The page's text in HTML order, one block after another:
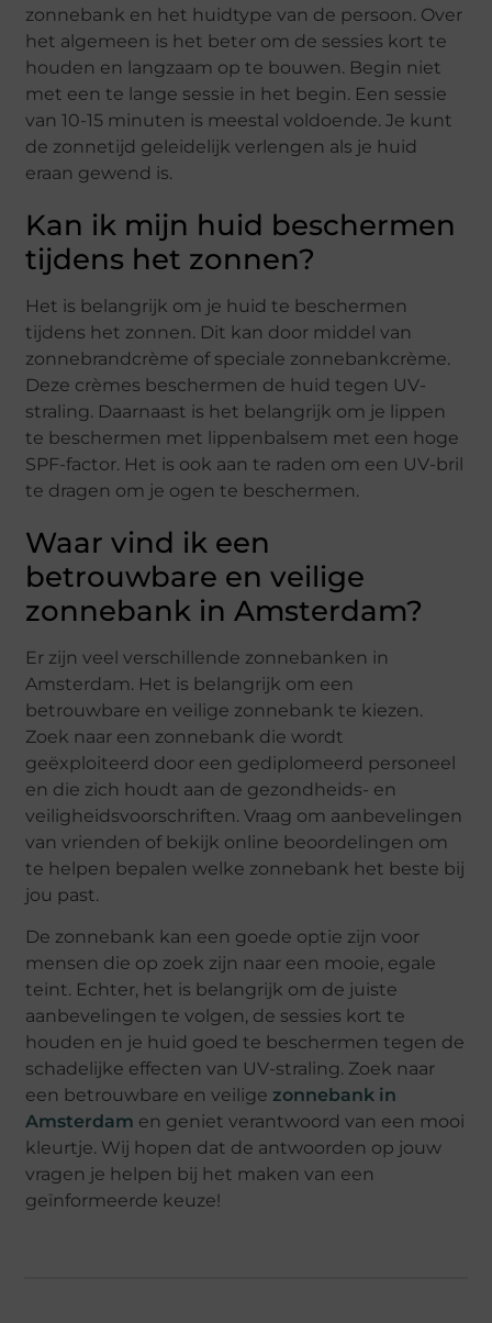
zonnebank en het huidtype van de persoon. Over
het algemeen is het beter om de sessies kort te
houden en langzaam op te bouwen. Begin niet
met een te lange sessie in het begin. Een sessie
van 10-15 minuten is meestal voldoende. Je kunt
de zonnetijd geleidelijk verlengen als je huid
eraan gewend is.
Kan ik mijn huid beschermen
tijdens het zonnen?
Het is belangrijk om je huid te beschermen
tijdens het zonnen. Dit kan door middel van
zonnebrandcrème of speciale zonnebankcrème.
Deze crèmes beschermen de huid tegen UV-
straling. Daarnaast is het belangrijk om je lippen
te beschermen met lippenbalsem met een hoge
SPF-factor. Het is ook aan te raden om een UV-bril
te dragen om je ogen te beschermen.
Waar vind ik een
betrouwbare en veilige
zonnebank in Amsterdam?
Er zijn veel verschillende zonnebanken in
Amsterdam. Het is belangrijk om een
betrouwbare en veilige zonnebank te kiezen.
Zoek naar een zonnebank die wordt
geëxploiteerd door een gediplomeerd personeel
en die zich houdt aan de gezondheids- en
veiligheidsvoorschriften. Vraag om aanbevelingen
van vrienden of bekijk online beoordelingen om
te helpen bepalen welke zonnebank het beste bij
jou past.
De zonnebank kan een goede optie zijn voor
mensen die op zoek zijn naar een mooie, egale
teint. Echter, het is belangrijk om de juiste
aanbevelingen te volgen, de sessies kort te
houden en je huid goed te beschermen tegen de
schadelijke effecten van UV-straling. Zoek naar
een betrouwbare en veiligezonnebank in
Amsterdam en geniet verantwoord van een mooi
kleurtje. Wij hopen dat de antwoorden op jouw
vragen je helpen bij het maken van een
geïnformeerde keuze!